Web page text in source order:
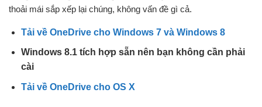
thoải mái sắp xếp lại chúng, không vấn đề gì cả.
Tải về OneDrive cho Windows 7 và Windows 8
Windows 8.1 tích hợp sẵn nên bạn không cần phải
cài
Tải về OneDrive cho OS X